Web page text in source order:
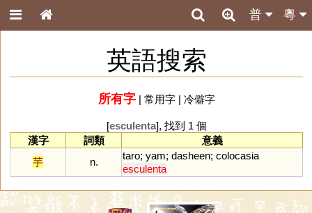
粵
普
英語搜索
所有字| 常用字| 冷僻字
[esculenta], 找到 1 個
漢字
詞類
意義
芋
n.
taro; yam; dasheen; colocasia
esculenta